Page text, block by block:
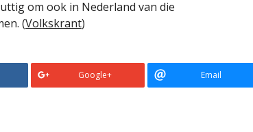
om ook in Nederland van die
(Volkskrant)
Google+ Email